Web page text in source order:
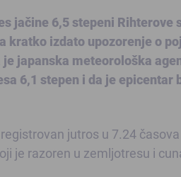
jačine 6,5 stepeni
kratko izdato upozorenje o
japanska meteorološka
6,1 stepen i da je epicentar
jutros u 7.24
je razoren u zemljotresu i